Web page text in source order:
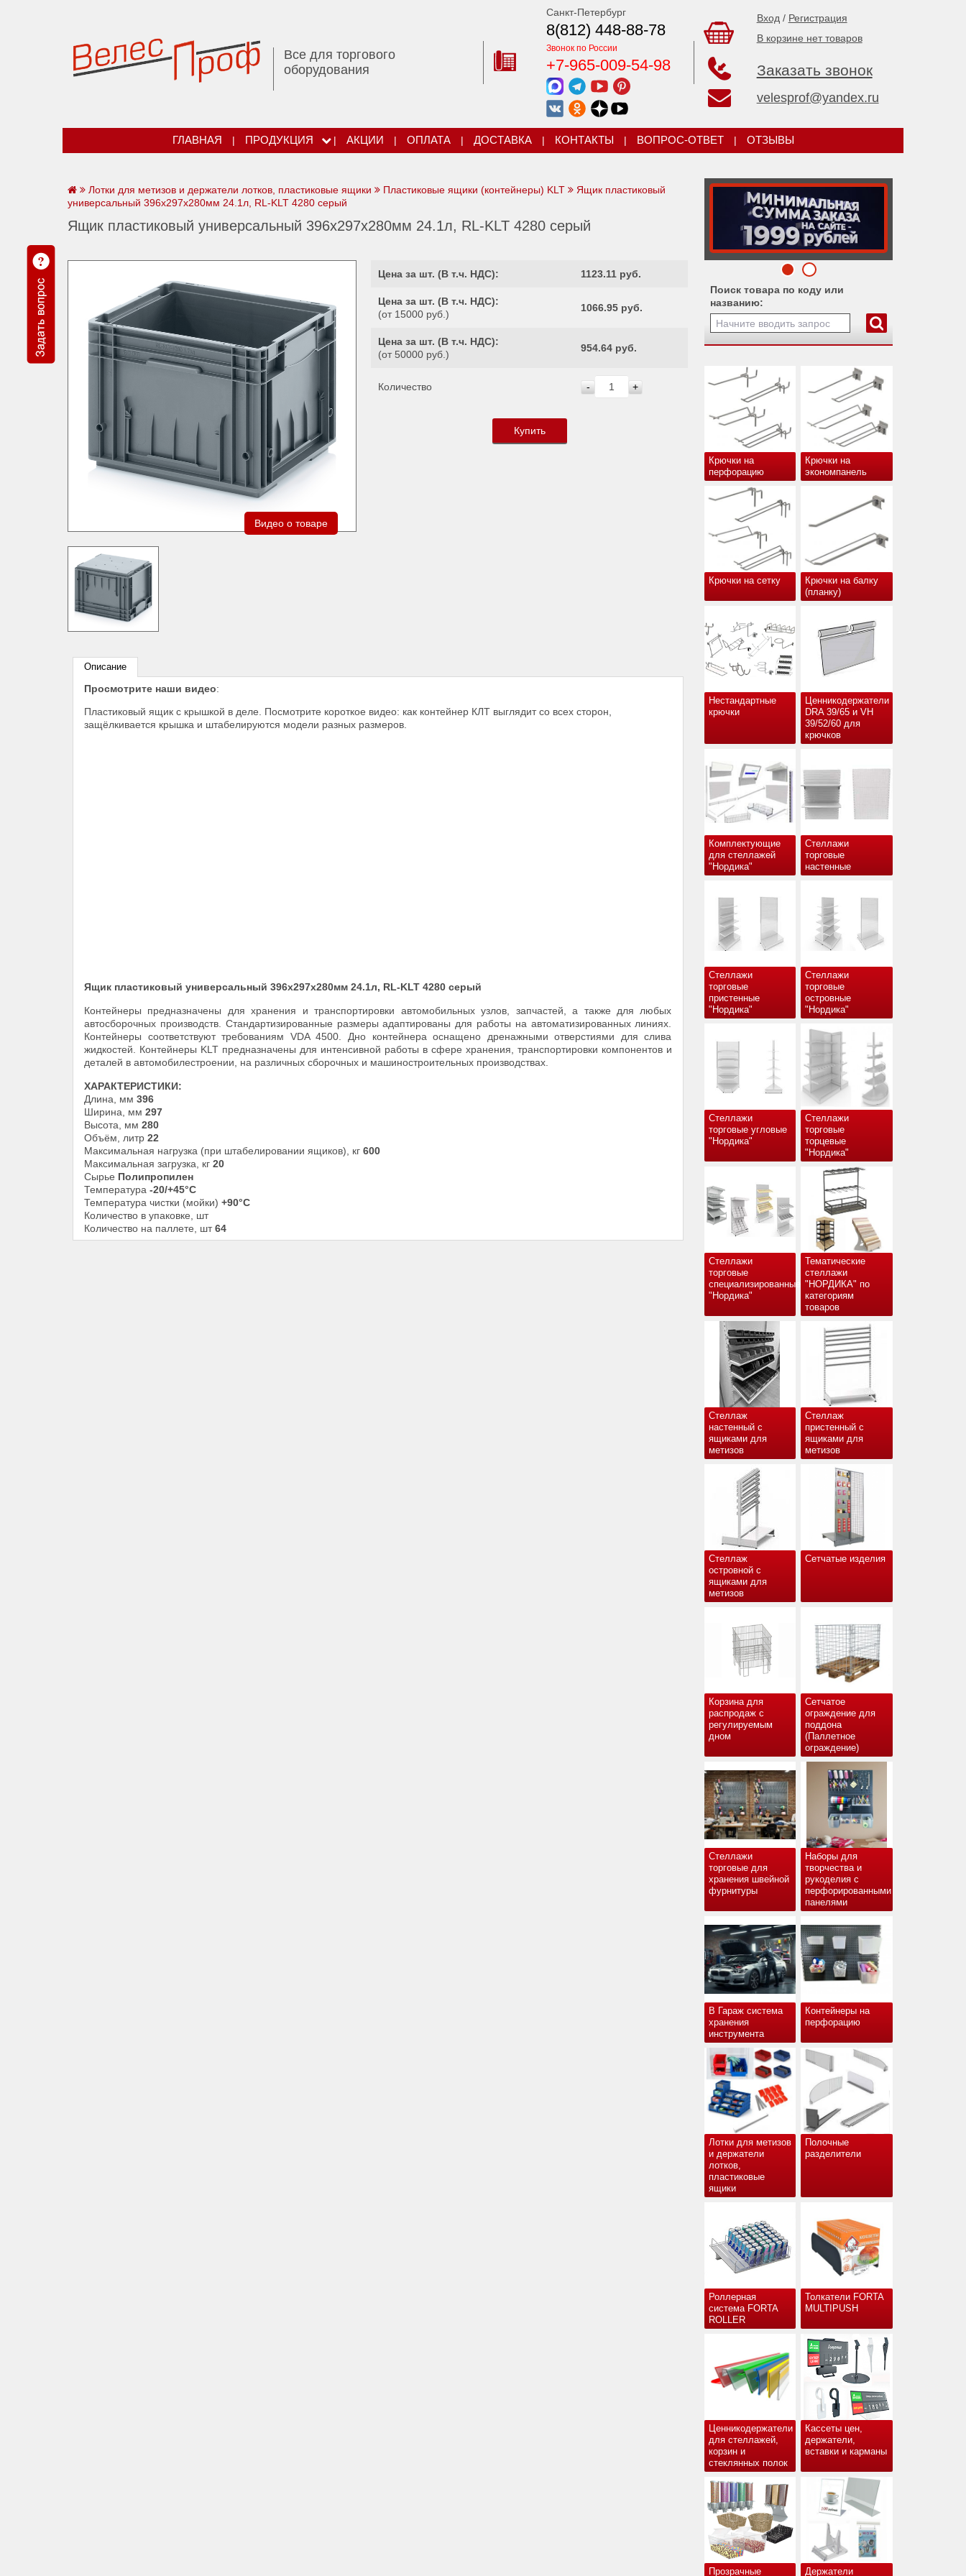
Все для торгового
оборудования
Санкт-Петербург
8(812) 448-88-78
Звонок по России
+7-965-009-54-98
Вход / Регистрация
В корзине нет товаров
Заказать звонок
velesprof@yandex.ru
ГЛАВНАЯ | ПРОДУКЦИЯ | АКЦИИ | ОПЛАТА | ДОСТАВКА | КОНТАКТЫ | ВОПРОС-ОТВЕТ | ОТЗЫВЫ
Поиск товара по коду или
названию:
Крючки на
перфорацию
Крючки на
экономпанель
Крючки на сетку
Крючки на балку
(планку)
Нестандартные
крючки
Ценникодержатели
DRA 39/65 и VH
39/52/60 для
крючков
Комплектующие
для стеллажей
"Нордика"
Стеллажи
торговые
настенные
Стеллажи
торговые
пристенные
"Нордика"
Стеллажи
торговые
островные
"Нордика"
Стеллажи
торговые угловые
"Нордика"
Стеллажи
торговые
торцевые
"Нордика"
Стеллажи
торговые
специализированные
"Нордика"
Тематические
стеллажи
"НОРДИКА" по
категориям
товаров
Стеллаж
настенный с
ящиками для
метизов
Стеллаж
пристенный с
ящиками для
метизов
Стеллаж
островной с
ящиками для
метизов
Сетчатые изделия
Корзина для
распродаж с
регулируемым
дном
Сетчатое
ограждение для
поддона
(Паллетное
ограждение)
Стеллажи
торговые для
хранения швейной
фурнитуры
Наборы для
творчества и
рукоделия с
перфорированными
панелями
В Гараж система
хранения
инструмента
Контейнеры на
перфорацию
Лотки для метизов
и держатели
лотков,
пластиковые
ящики
Полочные
разделители
Роллерная
система FORTA
ROLLER
Толкатели FORTA
MULTIPUSH
Ценникодержатели
для стеллажей,
корзин и
стеклянных полок
Кассеты цен,
держатели,
вставки и карманы
Прозрачные Держатели
Лотки для метизов и держатели лотков, пластиковые ящики Пластиковые ящики (контейнеры) KLT
Ящик пластиковый
универсальный 396х297х280мм 24.1л, RL-KLT 4280 серый
Ящик пластиковый универсальный 396х297х280мм 24.1л, RL-KLT 4280 серый
Видео о товаре
Цена за шт. (В т.ч. НДС): 1123.11 руб.
Цена за шт. (В т.ч. НДС):
(от 15000 руб.)
1066.95 руб.
Цена за шт. (В т.ч. НДС):
(от 50000 руб.)
954.64 руб.
Количество - +
Купить
Описание
Просмотрите наши видео:
Пластиковый ящик с крышкой в деле. Посмотрите короткое видео: как контейнер КЛТ выглядит со всех сторон,
защёлкивается крышка и штабелируются модели разных размеров.
Ящик пластиковый универсальный 396х297х280мм 24.1л, RL-KLT 4280 серый
Контейнеры предназначены для хранения и транспортировки автомобильных узлов, запчастей, а также для любых
автосборочных производств. Стандартизированные размеры адаптированы для работы на автоматизированных линиях.
Контейнеры соответствуют требованиям VDA 4500. Дно контейнера оснащено дренажными отверстиями для слива
жидкостей. Контейнеры KLT предназначены для интенсивной работы в сфере хранения, транспортировки компонентов и
деталей в автомобилестроении, на различных сборочных и машиностроительных производствах.
ХАРАКТЕРИСТИКИ:
Длина, мм 396
Ширина, мм 297
Высота, мм 280
Объём, литр 22
Максимальная нагрузка (при штабелировании ящиков), кг 600
Максимальная загрузка, кг 20
Сырье Полипропилен
Температура -20/+45°С
Температура чистки (мойки) +90°С
Количество в упаковке, шт
Количество на паллете, шт64